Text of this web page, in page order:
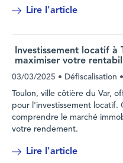
Lire l'article
Investissement locatif
maximiser votre
03/03/2025 • Défiscalisation •
Toulon, ville côtière du Var,
pour l'investissement locatif.
comprendre le marché
votre rendement.
Lire l'article